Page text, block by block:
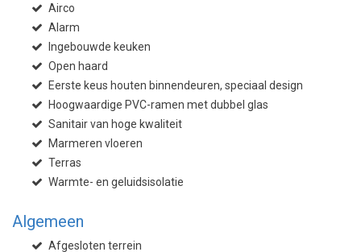
Airco
Alarm
Ingebouwde keuken
Open haard
Eerste keus houten binnendeuren, speciaal design
Hoogwaardige PVC-ramen met dubbel glas
Sanitair van hoge kwaliteit
Marmeren vloeren
Terras
Warmte- en geluidsisolatie
Algemeen
Afgesloten terrein